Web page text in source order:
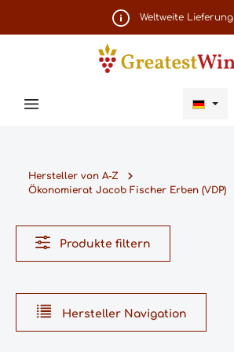
Zum Hauptinhalt springenWeltweite Lieferung
Hersteller von A-Z
Ökonomierat Jacob Fischer Erben (VDP)
Produkte filtern
Hersteller Navigation